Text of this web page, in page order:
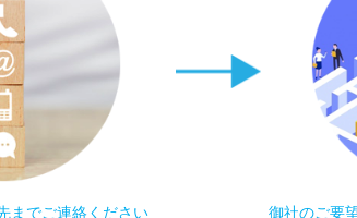
までご連絡ください 御社のご要